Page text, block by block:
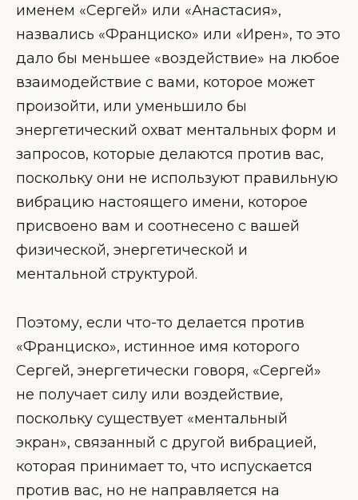
именем «Сергей» или «Анастасия»,
назвались «Франциско» или «Ирен», то это
дало бы меньшее «воздействие» на любое
взаимодействие с вами, которое может
произойти, или уменьшило бы
энергетический охват ментальных форм и
запросов, которые делаются против вас,
поскольку они не используют правильную
вибрацию настоящего имени, которое
присвоено вам и соотнесено с вашей
физической, энергетической и
ментальной структурой.
Поэтому, если что-то делается против
«Франциско», истинное имя которого
Сергей, энергетически говоря, «Сергей»
не получает силу или воздействие,
поскольку существует «ментальный
экран», связанный с другой вибрацией,
которая принимает то, что испускается
против вас, но не направляется на